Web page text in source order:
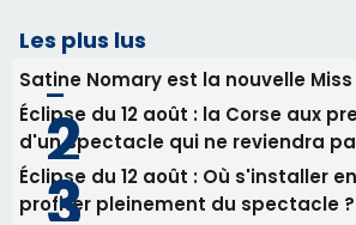
consommation en recul dans les
La gendarmerie alerte les
face à une nouvelle escroquerie
vin
Newsletter